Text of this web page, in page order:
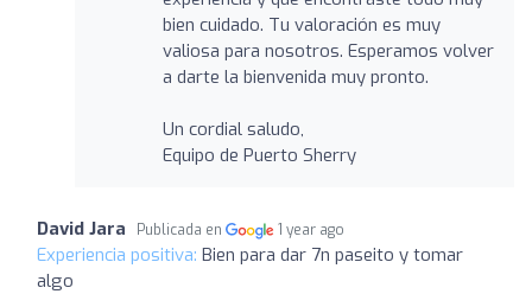
bien cuidado. Tu valoración es muy
valiosa para nosotros. Esperamos volver
a darte la bienvenida muy pronto.
Un cordial saludo,
Equipo de Puerto Sherry
David Jara Publicada en 1 year ago
Experiencia positiva: Bien para dar 7n paseito y tomar
algo